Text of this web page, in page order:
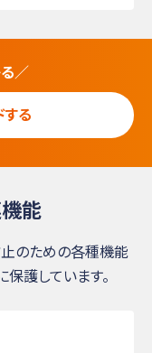
／
する
機能
止のための各種機能
護しています。